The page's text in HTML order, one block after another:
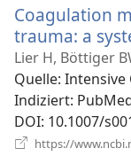
Coagulation
trauma: a
Lier H, Böttiger
Quelle‎: Intensive
Indiziert‎:
DOI‎: 10.1007/
https://